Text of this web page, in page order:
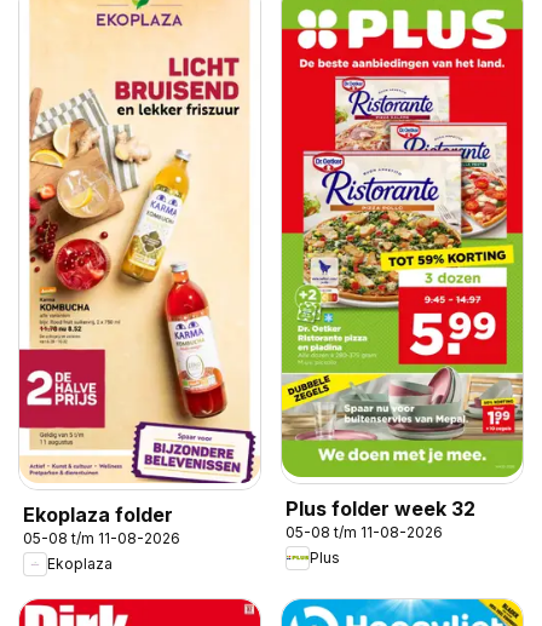
Ekoplaza folder
05-08 t/m 11-08-2026
Ekoplaza
Plus folder week 32
05-08 t/m 11-08-2026
Plus